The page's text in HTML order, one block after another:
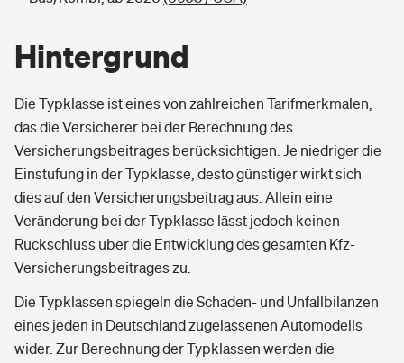
Hintergrund
Die Typklasse ist eines von zahlreichen Tarifmerkmalen,
das die Versicherer bei der Berechnung des
Versicherungsbeitrages berücksichtigen. Je niedriger die
Einstufung in der Typklasse, desto günstiger wirkt sich
dies auf den Versicherungsbeitrag aus. Allein eine
Veränderung bei der Typklasse lässt jedoch keinen
Rückschluss über die Entwicklung des gesamten Kfz-
Versicherungsbeitrages zu.
Die Typklassen spiegeln die Schaden- und Unfallbilanzen
eines jeden in Deutschland zugelassenen Automodells
wider. Zur Berechnung der Typklassen werden die